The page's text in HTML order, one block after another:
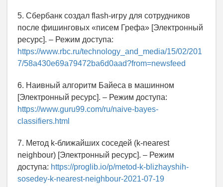
5. Сбербанк создал flash-игру для сотрудников
после фишинговых «писем Грефа» [Электронный
ресурс]. – Режим доступа:
https://www.rbc.ru/technology_and_media/15/02/201
7/58a430e69a79472ba6d0aаd?from=newsfeed
6. Наивный алгоритм Байеса в машинном
[Электронный ресурс]. – Режим доступа:
https://www.guru99.com/ru/naive-bayes-
classifiers.html
7. Метод k-ближайших соседей (k-nearest
neighbour) [Электронный ресурс]. – Режим
доступа: https://proglib.io/p/metod-k-blizhayshih-
sosedey-k-nearest-neighbour-2021-07-19